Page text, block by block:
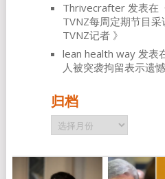
Thrivecrafter发表在
TVNZ每周定期节目
TVNZ记者 》
lean health way发表
人被突袭拘留表示遗
归档
归
档